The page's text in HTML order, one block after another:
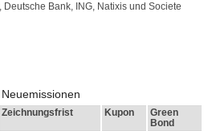
Bank, ING, Natixis und Societe
Zeichnungsfrist Kupon
Green
Bond